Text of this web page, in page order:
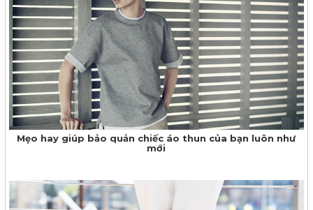
Mẹo hay giúp bảo quản chiếc áo thun của bạn luôn như
mới